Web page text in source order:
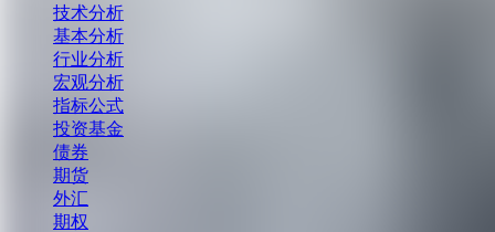
技术分析
基本分析
行业分析
宏观分析
指标公式
投资基金
债券
期货
外汇
期权